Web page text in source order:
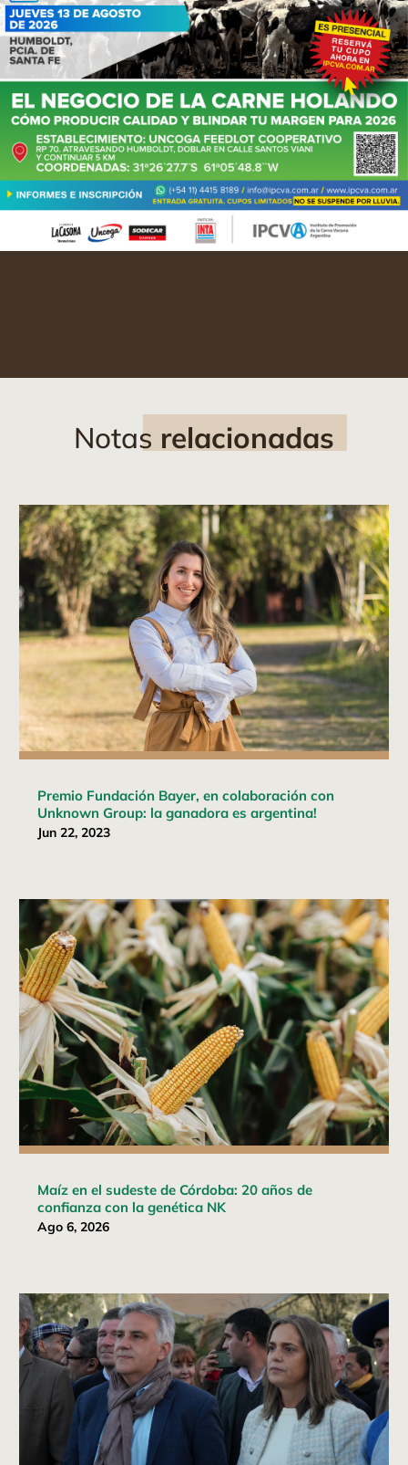
Notas relacionadas
Premio Fundación Bayer, en colaboración con
Unknown Group: la ganadora es argentina!
Jun 22, 2023
Maíz en el sudeste de Córdoba: 20 años de
confianza con la genética NK
Ago 6, 2026